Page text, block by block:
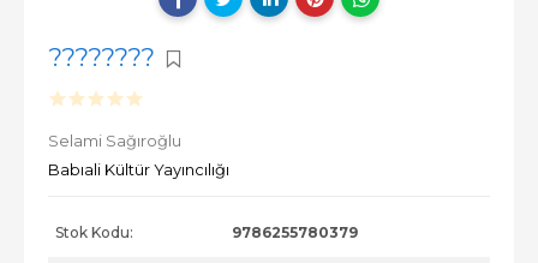
????????
Selami Sağıroğlu
Babıali Kültür Yayıncılığı
Stok Kodu: 9786255780379